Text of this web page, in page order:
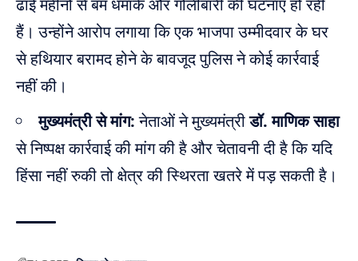
हैं। उन्होंने आरोप लगाया कि एक भाजपा उम्मीदवार के घर
से हथियार बरामद होने के बावजूद पुलिस ने कोई कार्रवाई
नहीं की।
मुख्यमंत्री से मांग:नेताओं ने मुख्यमंत्रीडॉ. माणिक साहा
से निष्पक्ष कार्रवाई की मांग की है और चेतावनी दी है कि यदि
हिंसा नहीं रुकी तो क्षेत्र की स्थिरता खतरे में पड़ सकती है।